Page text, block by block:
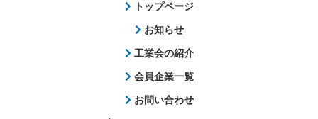
トップページ
お知らせ
工業会の紹介
会員企業一覧
お問い合わせ